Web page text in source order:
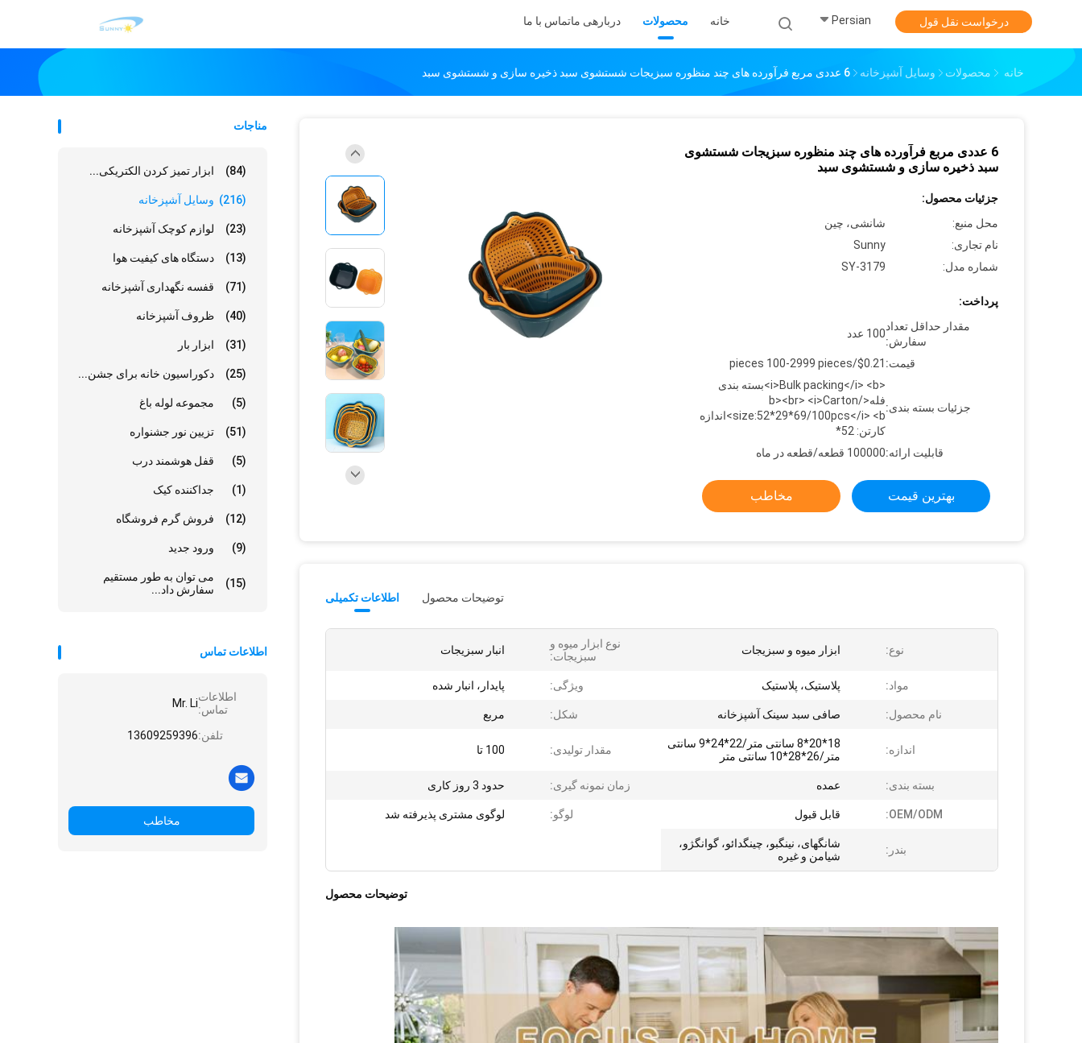
خانه محصولات دربارهی ماتماس با ما Persian درخواست نقل قول
خانه محصولات وسایل آشپزخانه 6 عددی مربع فرآورده های چند منظوره سبزیجات شستشوی سبد ذخیره سازی و شستشوی سبد
مناجات
ابزار تمیز کردن الکتریکی... (84)
وسایل آشپزخانه (216)
لوازم کوچک آشپزخانه (23)
دستگاه های کیفیت هوا (13)
قفسه نگهداری آشپزخانه (71)
ظروف آشپزخانه (40)
ابزار بار (31)
دکوراسیون خانه برای جشن... (25)
مجموعه لوله باغ (5)
تزیین نور جشنواره (51)
قفل هوشمند درب (5)
جداکننده کیک (1)
فروش گرم فروشگاه (12)
ورود جدید (9)
می توان به طور مستقیم
سفارش داد...
(15)
اطلاعات تماس
اطلاعات
تماس:Mr. Li
تلفن:13609259396
مخاطب
6 عددی مربع فرآورده های چند منظوره سبزیجات شستشوی
سبد ذخیره سازی و شستشوی سبد
جزئیات محصول:
محل منبع:
شانشی، چین
نام تجاری:
Sunny
شماره مدل:
SY-3179
پرداخت:
مقدار حداقل تعداد
سفارش:
100 عدد
قیمت: $0.21/pieces 100-2999 pieces
جزئیات بسته بندی:
<i>Bulk packing</i> <b>بسته بندی
فله</b><br> <i>Carton
size:52*29*69/100pcs</i> <b>اندازه
کارتن: 52*
قابلیت ارائه:100000 قطعه/قطعه در ماه
بهترین قیمت مخاطب
اطلاعات تکمیلی توضیحات محصول
نوع: ابزار میوه و سبزیجات
نوع ابزار میوه و
سبزیجات:
انبار سبزیجات
مواد: پلاستیک، پلاستیک ویژگی: پایدار، انبار شده
نام محصول: صافی سبد سینک آشپزخانه شکل: مربع
اندازه:
18*20*8 سانتی متر/22*24*9 سانتی
متر/26*28*10 سانتی متر
مقدار تولیدی: 100 تا
بسته بندی: عمده زمان نمونه گیری: حدود 3 روز کاری
OEM/ODM: قابل قبول لوگو: لوگوی مشتری پذیرفته شد
بندر:
شانگهای، نینگبو، چینگدائو، گوانگژو،
شیامن و غیره
توضیحات محصول